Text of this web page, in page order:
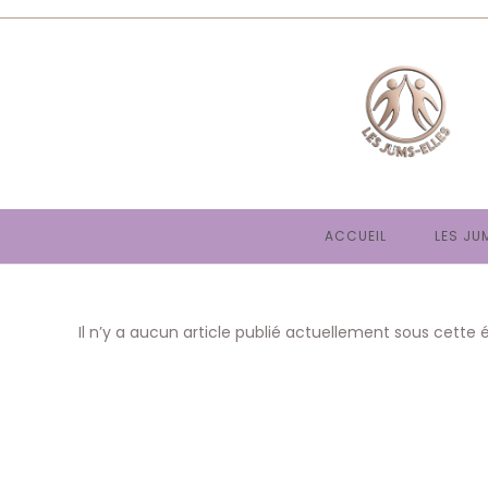
Skip
ACCUEIL LES
Il n’y a aucun article publié actuellement sous cette